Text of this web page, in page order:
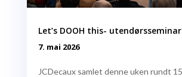
Let’s DOOH this- utendørsseminar
7. mai 2026
JCDecaux samlet denne uken rundt